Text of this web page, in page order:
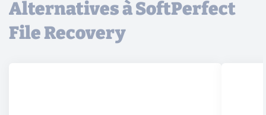
Alternatives à SoftPerfect
File Recovery